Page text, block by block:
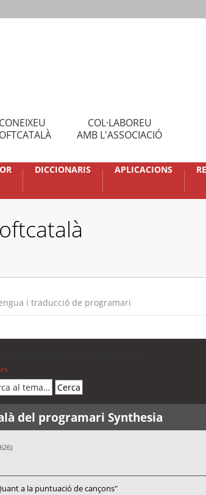
CONEIXEU
COL·LABOREU
AMB L'ASSOCIACIÓ
DICCIONARIS APLICACIONS
i traducció de programari
del programari Synthesia
a la puntuació de cançons"